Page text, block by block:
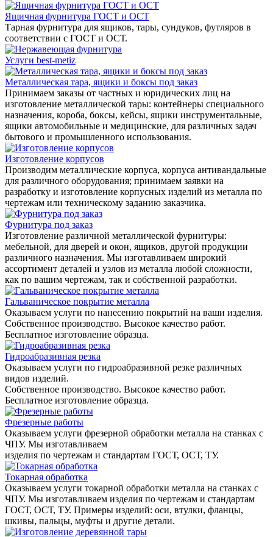
Ящичная фурнитура ГОСТ и ОСТ
Тарная фурнитура для ящиков, тары, сундуков, футляров в
соответствии с ГОСТ и ОСТ.
Услуги best-metiz
Металлическая тара, ящики и боксы под заказ
Принимаем заказы от частных и юридических лиц на
изготовление металлической тары: контейнеры специального
назначения, короба, боксы, кейсы, ящики инструментальные,
ящики автомобильные и медицинские, для различных задач
бытового и промышленного использования.
Изготовление корпусов
Производим металлические корпуса, корпуса антивандальные
для различного оборудования; принимаем заявки на
разработку и изготовление корпусных изделий из металла по
чертежам или техническому заданию заказчика.
Фурнитура под заказ
Изготовление различной металлической фурнитуры:
мебельной, для дверей и окон, ящиков, другой продукции
различного назначения. Мы изготавливаем широкий
ассортимент деталей и узлов из металла любой сложности,
как по вашим чертежам, так и собственной разработки.
Гальваническое покрытие металла
Оказываем услуги по нанесению покрытий на ваши изделия.
Собственное производство. Высокое качество работ.
Бесплатное изготовление образца.
Гидроабразивная резка
Оказываем услуги по гидроабразивной резке различных
видов изделий.
Собственное производство. Высокое качество работ.
Бесплатное изготовление образца.
Фрезерные работы
Оказываем услуги фрезерной обработки металла на станках с
ЧПУ. Мы изготавливаем
изделия по чертежам и стандартам ГОСТ, ОСТ, ТУ.
Токарная обработка
Оказываем услуги токарной обработки металла на станках с
ЧПУ. Мы изготавливаем изделия по чертежам и стандартам
ГОСТ, ОСТ, ТУ. Примеры изделий: оси, втулки, фланцы,
шкивы, пальцы, муфты и другие детали.